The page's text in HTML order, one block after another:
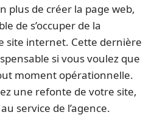
plus de créer la page web,
de s’occuper de la
site internet. Cette dernière
si vous voulez que
moment opérationnelle.
une refonte de votre site,
service de l’agence.